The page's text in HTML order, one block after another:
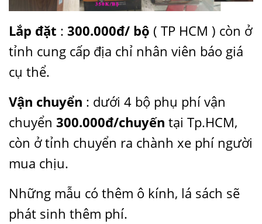
Lắp đặt : 300.000đ/ bộ ( TP HCM ) còn ở
tỉnh cung cấp địa chỉ nhân viên báo giá
cụ thể.
Vận chuyển : dưới 4 bộ phụ phí vận
chuyển 300.000đ/chuyến tại Tp.HCM,
còn ở tỉnh chuyển ra chành xe phí người
mua chịu.
Những mẫu có thêm ô kính, lá sách sẽ
phát sinh thêm phí.